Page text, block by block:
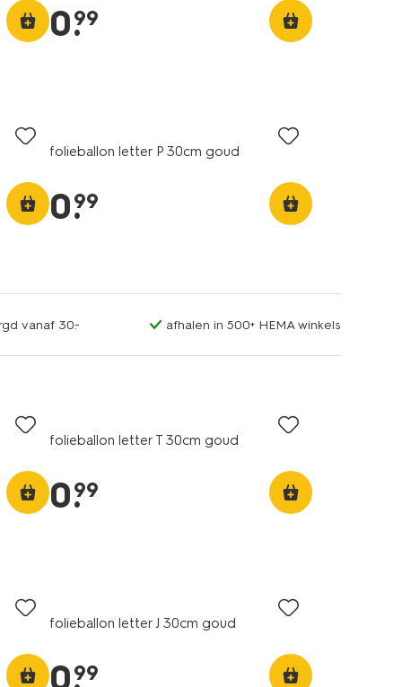
0.
99
folieballon letter P 30cm goud
0.
99
vanaf 30.- afhalen in 500+ HEMA winkels
folieballon letter T 30cm goud
0.
99
folieballon letter J 30cm goud
0.
99